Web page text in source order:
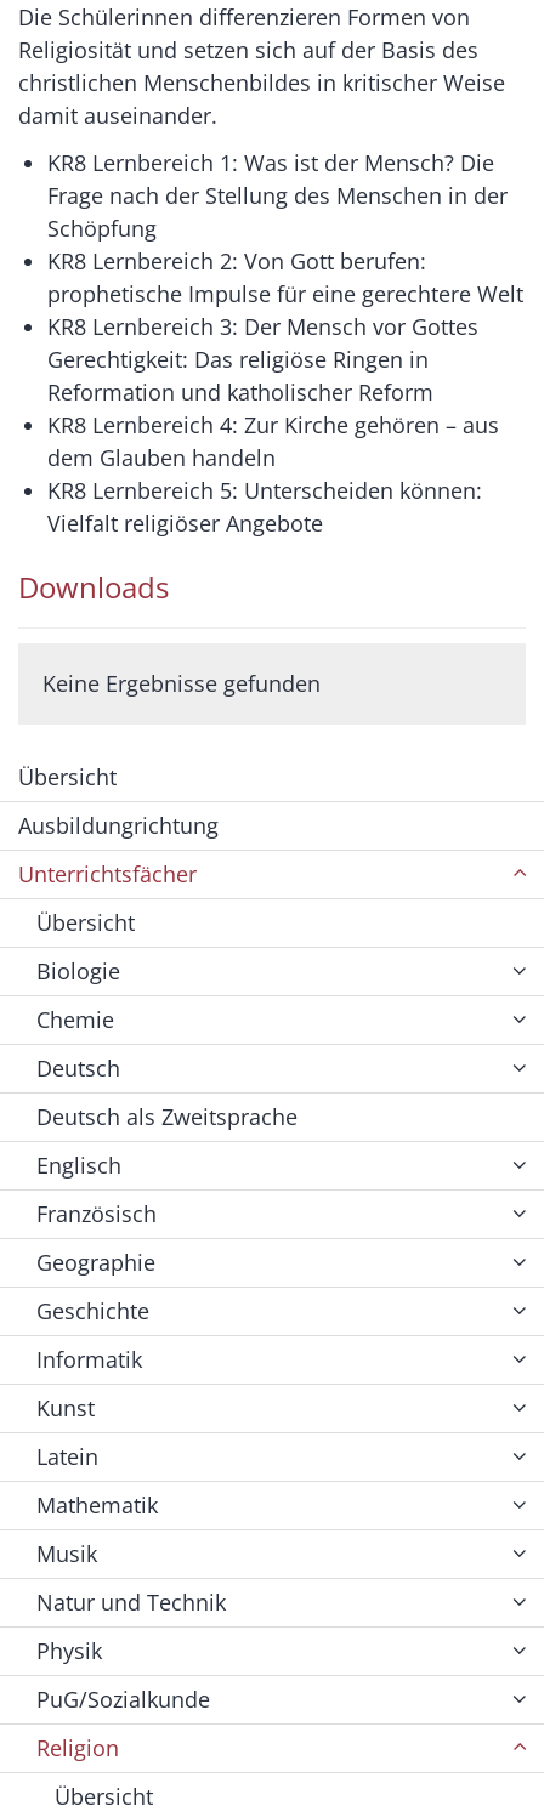
Die Schülerinnen differenzieren Formen von
Religiosität und setzen sich auf der Basis des
christlichen Menschenbildes in kritischer Weise
damit auseinander.
KR8 Lernbereich 1: Was ist der Mensch? Die
Frage nach der Stellung des Menschen in der
Schöpfung
KR8 Lernbereich 2: Von Gott berufen:
prophetische Impulse für eine gerechtere Welt
KR8 Lernbereich 3: Der Mensch vor Gottes
Gerechtigkeit: Das religiöse Ringen in
Reformation und katholischer Reform
KR8 Lernbereich 4: Zur Kirche gehören – aus
dem Glauben handeln
KR8 Lernbereich 5: Unterscheiden können:
Vielfalt religiöser Angebote
Downloads
Keine Ergebnisse gefunden
Übersicht
Ausbildungrichtung
Unterrichtsfächer
Übersicht
Biologie
Chemie
Deutsch
Deutsch als Zweitsprache
Englisch
Französisch
Geographie
Geschichte
Informatik
Kunst
Latein
Mathematik
Musik
Natur und Technik
Physik
PuG/Sozialkunde
Religion
Übersicht